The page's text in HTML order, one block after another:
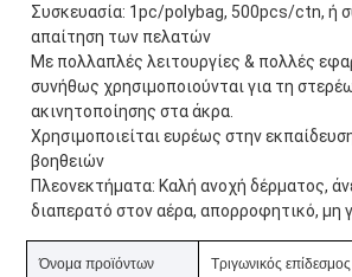
Συσκευασία: 1pc/polybag, 500pcs/ctn, ή
απαίτηση των πελατών
Με πολλαπλές λειτουργίες & πολλές
συνήθως χρησιμοποιούνται για τη
ακινητοποίησης στα άκρα.
Χρησιμοποιείται ευρέως στην
βοηθειών
Πλεονεκτήματα: Καλή ανοχή δέρματος,
διαπερατό στον αέρα, απορροφητικό, μη
Όνομα προϊόντων Τριγωνικός